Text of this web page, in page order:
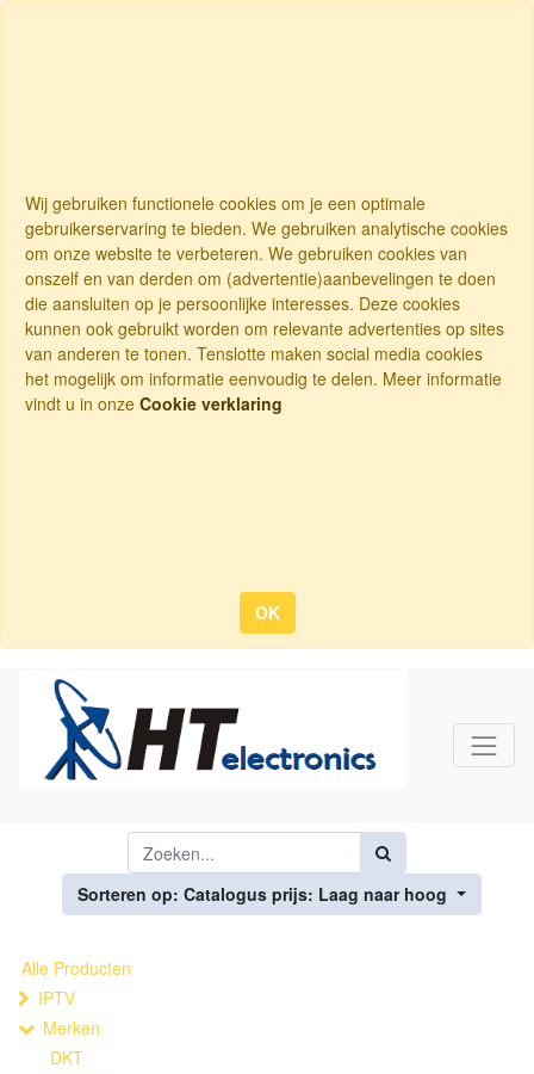
Wij gebruiken functionele cookies om je een optimale
gebruikerservaring te bieden. We gebruiken analytische cookies
om onze website te verbeteren. We gebruiken cookies van
onszelf en van derden om (advertentie)aanbevelingen te doen
die aansluiten op je persoonlijke interesses. Deze cookies
kunnen ook gebruikt worden om relevante advertenties op sites
van anderen te tonen. Tenslotte maken social media cookies
het mogelijk om informatie eenvoudig te delen. Meer informatie
vindt u in onze Cookie verklaring
OK
Sorteren op: Catalogus prijs: Laag naar hoog
Alle Producten
IPTV
Merken
DKT